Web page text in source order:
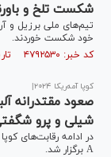
شکست تلخ و
خود شکست خوردند.
کد خبر: ۴۷۹۲۵۳۰ تاریخ انتشار : ۱۴۰۳/۰۶/۲۱
کوپا آمه‌ریکا ۲۰۲۴|
صعود مقتدرانه
شیلی و پرو
A برگزار شد.